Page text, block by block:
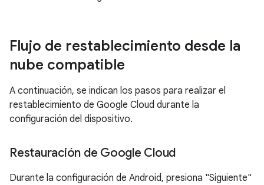
Flujo de restablecimiento desde la
nube compatible
A continuación, se indican los pasos para realizar el
restablecimiento de Google Cloud durante la
configuración del dispositivo.
Restauración de Google Cloud
Durante la configuración de Android, presiona "Siguiente"